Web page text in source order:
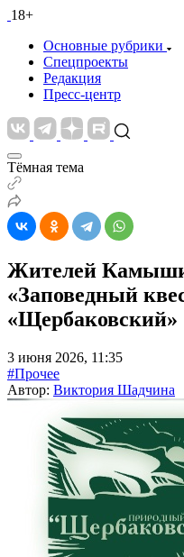
18+
Основные рубрики
Спецпроекты
Редакция
Пресс-центр
Тёмная тема
Жителей
«Заповедный
«Щербаковский»
3 июня 2026, 11:35
#Прочее
Автор: Виктория Шадчина